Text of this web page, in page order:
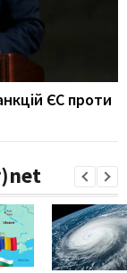
ЄС проти